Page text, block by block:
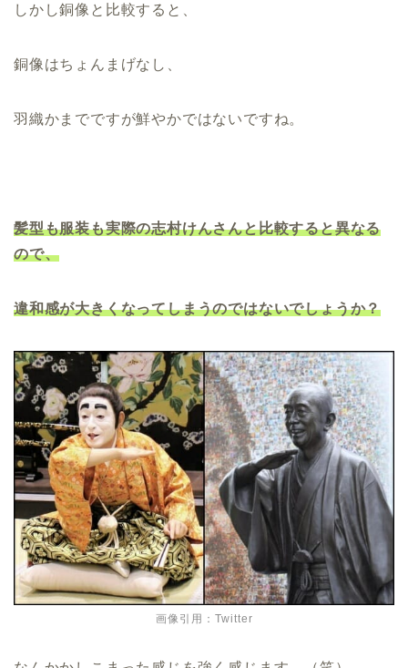
しかし銅像と比較すると、
銅像はちょんまげなし、
羽織かまでですが鮮やかではないですね。
髪型も服装も実際の志村けんさんと比較すると異なる
ので、
違和感が大きくなってしまうのではないでしょうか？
画像引用：Twitter